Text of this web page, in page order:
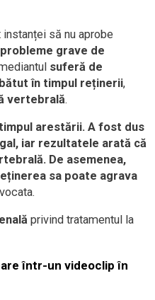
instanței să nu aprobe
probleme grave de
suferă de
bătut în timpul reținerii,
vertebrală.
arestării. A fost dus
iar rezultatele arată că
De asemenea,
sa poate agrava
privind tratamentul la
într-un videoclip în